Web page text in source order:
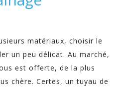
matériaux, choisir le
un peu délicat. Au marché,
est offerte, de la plus
chère. Certes, un tuyau de